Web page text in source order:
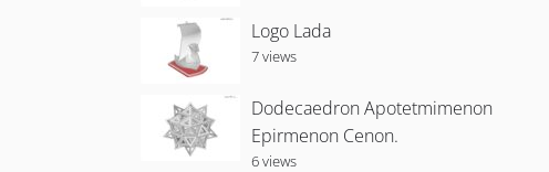
Logo Lada
7 views
Dodecaedron Apotetmimenon
Epirmenon Cenon.
6 views